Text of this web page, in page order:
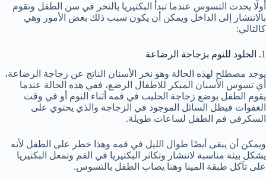
أولًا يحدث التسوس عندما تبدأ البكتيريا بالنخر في سن الطفل وتقوم
بالانتشار إلى الداخل ويمكن أن يكون سبب ذلك بعض الأمور وهي
كالتالي:
1. الخلود للنوم بزجاجة الرضاعة
يوجد مصطلح لهذه الحالة وهو نخر الأسنان الناتج عن زجاجة الرضاعة،
أي تسوس الأسنان المبكر للاطفال الرضع، ففي هذه الحالة عندما
يقوم الطفل بوضع زجاجة الحليب في فمه أثناء النوم أو في وقت
الغفوات فيظل السائل الموجود في الزجاجة والذي يحتوي على
السكرفي فم الطفل لساعات طويلة.
ويمكن أن يبقى أيضًا طوال الليل في فمه وهذا خطر على الطفل لأنه
يشكل بيئة مناسبة لانتشار وتكاثر البكتيريا في الفم وتمعل البكتيريا
على تآكل طبقة المينا وهنا يصاب الطفل بالتسوس.